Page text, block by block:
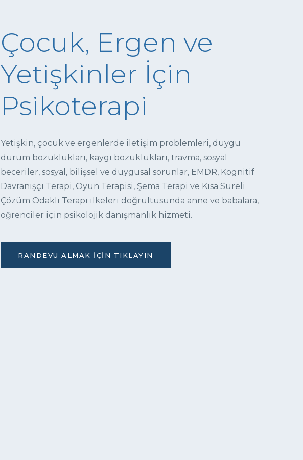
Çocuk, Ergen ve
Yetişkinler İçin
Psikoterapi
Yetişkin, çocuk ve ergenlerde iletişim problemleri, duygu
durum bozuklukları, kaygı bozuklukları, travma, sosyal
beceriler, sosyal, bilişsel ve duygusal sorunlar, EMDR, Kognitif
Davranışçı Terapi, Oyun Terapisi, Şema Terapi ve Kısa Süreli
Çözüm Odaklı Terapi ilkeleri doğrultusunda anne ve babalara,
öğrenciler için psikolojik danışmanlık hizmeti.
RANDEVU ALMAK İÇIN TIKLAYIN